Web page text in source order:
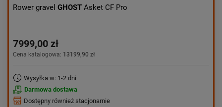
Rower gravel GHOST Asket CF Pro
7999,00 zł
Cena katalogowa: 13199,90 zł
Wysyłka w: 1-2 dni
Darmowa dostawa
Dostępny również stacjonarnie